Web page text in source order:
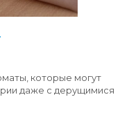
которые могут
даже с дерущимися